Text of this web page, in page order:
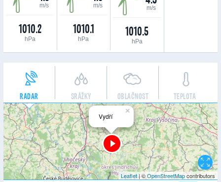
m/s
1010.2
hPa
m/s
1010.1
hPa
m/s
1010.5
hPa
RADAR SRÁŽKY OBLAČNOST TEPLOTA
×
Vydří
Leaflet| ©OpenStreetMapcontributors